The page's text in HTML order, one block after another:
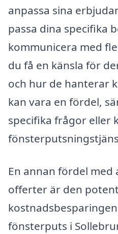
anpassa sina
passa dina specifika
kommunicera med
du få en känsla för
och hur de hanterar
kan vara en fördel,
specifika frågor eller
En annan fördel
offerter är den
fönsterputs i